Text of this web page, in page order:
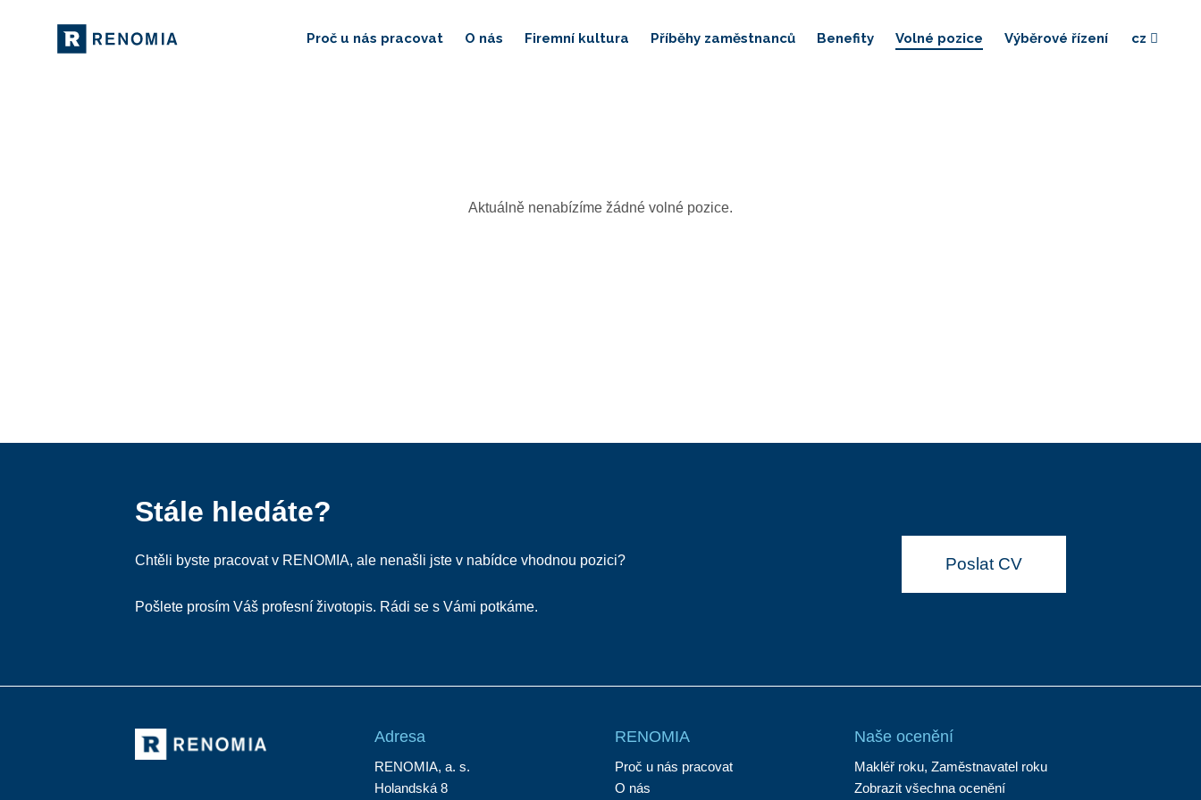
Proč u nás pracovat O nás Firemní kultura Příběhy zaměstnanců Benefity Volné pozice Výběrové řízení cz
Aktuálně nenabízíme žádné volné pozice.
Stále hledáte?
Chtěli byste pracovat v RENOMIA, ale nenašli jste v nabídce vhodnou pozici?
Pošlete prosím Váš profesní životopis. Rádi se s Vámi potkáme.
Poslat CV
Adresa
RENOMIA, a. s.
Holandská 8
RENOMIA
Proč u nás pracovat
O nás
Naše ocenění
Makléř roku, Zaměstnavatel roku
Zobrazit všechna ocenění